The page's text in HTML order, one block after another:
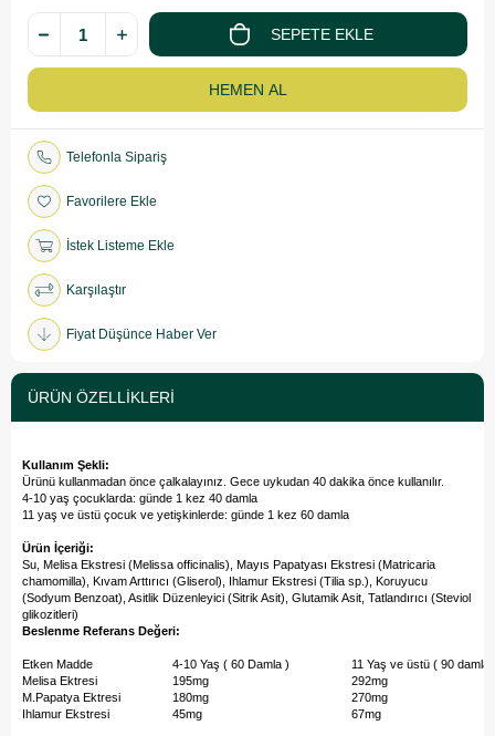
Telefonla Sipariş
Favorilere Ekle
İstek Listeme Ekle
Karşılaştır
Fiyat Düşünce Haber Ver
ÜRÜN ÖZELLIKLERI
Kullanım Şekli:
Ürünü kullanmadan önce çalkalayınız. Gece uykudan 40 dakika önce kullanılır.
4-10 yaş çocuklarda: günde 1 kez 40 damla
11 yaş ve üstü çocuk ve yetişkinlerde: günde 1 kez 60 damla
Ürün İçeriği:
Su, Melisa Ekstresi (Melissa officinalis), Mayıs Papatyası Ekstresi (Matricaria
chamomilla), Kıvam Arttırıcı (Gliserol), Ihlamur Ekstresi (Tilia sp.), Koruyucu
(Sodyum Benzoat), Asitlik Düzenleyici (Sitrik Asit), Glutamik Asit, Tatlandırıcı (Steviol
glikozitleri)
Beslenme Referans Değeri:
Etken Madde 4-10 Yaş ( 60 Damla )
11 Yaş ve üstü ( 90 damla
Melisa Ektresi
195mg
292mg
M.Papatya Ektresi
180mg
270mg
Ihlamur Ekstresi
45mg 67mg